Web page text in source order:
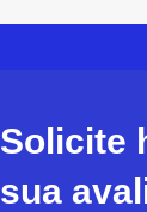
Solicite
sua